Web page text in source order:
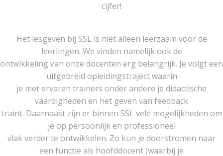
cijfer!
Het lesgeven bij SSL is niet alleen leerzaam voor de
leerlingen. We vinden namelijk ook de
ontwikkeling van onze docenten erg belangrijk. Je volgt een
uitgebreid opleidingstraject waarin
je met ervaren trainers onder andere je didactische
vaardigheden en het geven van feedback
traint. Daarnaast zijn er binnen SSL vele mogelijkheden om
je op persoonlijk en professioneel
vlak verder te ontwikkelen. Zo kun je doorstromen naar
een functie als hoofddocent (waarbij je